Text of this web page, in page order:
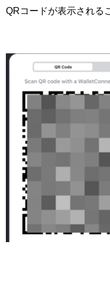
QRコードが表示される